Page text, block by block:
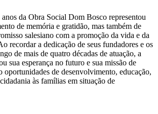
da Obra Social Dom Bosco representou
de memória e gratidão, mas também de
salesiano com a promoção da vida e da
recordar a dedicação de seus fundadores e os
de mais de quatro décadas de atuação, a
sua esperança no futuro e sua missão de
oportunidades de desenvolvimento, educação,
às famílias em situação de